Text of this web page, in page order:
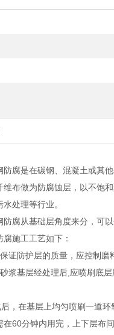
防腐是在碳钢、混凝土或其
布做为防腐蚀层，以不饱
处理等行业。
防腐从基础层角度来分，可
施工工艺如下：
证防护层的质量，应控制
浆基层经处理后,应喷刷底
，在基层上均匀喷刷一道
在60分钟内用完，上下层布